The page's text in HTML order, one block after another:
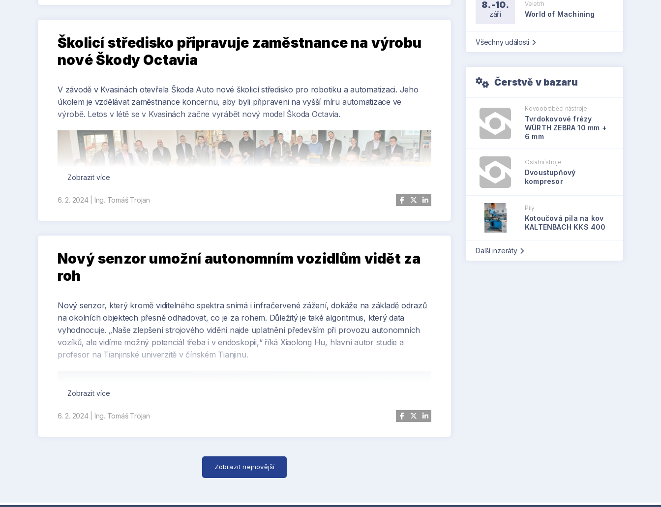
Obří objekt prostupující přes dvě podlaží vstupní haly stadionu vyrobila firma Dimensional Innovations, která mu
Školicí středisko připravuje zaměstnance na výrobu
nové Škody Octavia
V závodě v Kvasinách otevřela Škoda Auto nové školicí středisko pro robotiku a automatizaci. Jeho
úkolem je vzdělávat zaměstnance koncernu, aby byli připraveni na vyšší míru automatizace ve
výrobě. Letos v létě se v Kvasinách začne vyrábět nový model Škoda Octavia.
Zobrazit více
6. 2. 2024| Ing. Tomáš Trojan
Nový senzor umožní autonomním vozidlům vidět za
roh
Nový senzor, který kromě viditelného spektra snímá i infračervené zážení, dokáže na základě odrazů
na okolních objektech přesně odhadovat, co je za rohem. Důležitý je také algoritmus, který data
vyhodnocuje. „Naše zlepšení strojového vidění najde uplatnění především při provozu autonomních
vozíků, ale vidíme možný potenciál třeba i v endoskopii,“ říká Xiaolong Hu, hlavní autor studie a
profesor na Tianjinské univerzitě v čínském Tianjinu.
Zobrazit více
6. 2. 2024| Ing. Tomáš Trojan
Zobrazit nejnovější
8.-10.
září
Veletrh
World of Machining
Všechny události
Čerstvě v bazaru
Kovoobráběcí nástroje
Tvrdokovové frézy
WÜRTH ZEBRA 10 mm +
6 mm
Ostatní stroje
Dvoustupňový
kompresor
Pily
Kotoučová pila na kov
KALTENBACH KKS 400
Další inzeráty